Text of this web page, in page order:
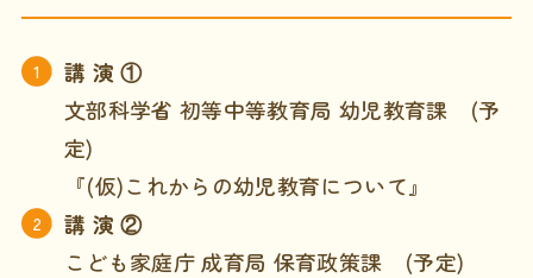
講 演 ①
文部科学省 初等中等教育局 幼児教育課 (予
定)
『(仮)これからの幼児教育について』
講 演 ②
こども家庭庁 成育局 保育政策課 (予定)